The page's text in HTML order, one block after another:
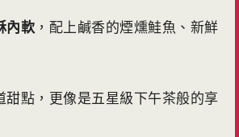
內軟 ，配上鹹香的煙燻鮭魚、新鮮
甜點，更像是五星級下午茶般的享